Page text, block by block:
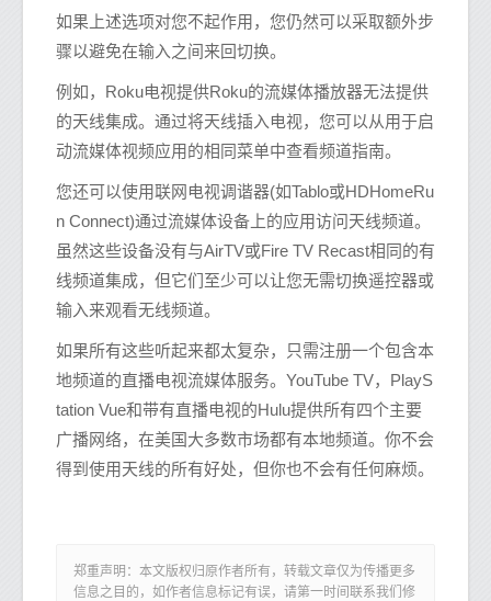
如果上述选项对您不起作用，您仍然可以采取额外步
骤以避免在输入之间来回切换。
例如，Roku电视提供Roku的流媒体播放器无法提供
的天线集成。通过将天线插入电视，您可以从用于启
动流媒体视频应用的相同菜单中查看频道指南。
您还可以使用联网电视调谐器(如Tablo或HDHomeRu
n Connect)通过流媒体设备上的应用访问天线频道。
虽然这些设备没有与AirTV或Fire TV Recast相同的有
线频道集成，但它们至少可以让您无需切换遥控器或
输入来观看无线频道。
如果所有这些听起来都太复杂，只需注册一个包含本
地频道的直播电视流媒体服务。YouTube TV，PlayS
tation Vue和带有直播电视的Hulu提供所有四个主要
广播网络，在美国大多数市场都有本地频道。你不会
得到使用天线的所有好处，但你也不会有任何麻烦。
郑重声明：本文版权归原作者所有，转载文章仅为传播更多
信息之目的，如作者信息标记有误，请第一时间联系我们修